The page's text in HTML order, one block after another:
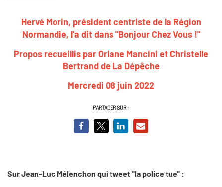
Hervé Morin, président centriste de la Région
Normandie, l'a dit dans "Bonjour Chez Vous !"
Propos recueillis par Oriane Mancini et Christelle
Bertrand de La Dépêche
Mercredi 08 juin 2022
PARTAGER SUR :
Sur Jean-Luc Mélenchon qui tweet "la police tue" :